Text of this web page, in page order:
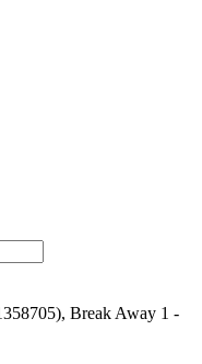
Break Away 1 -